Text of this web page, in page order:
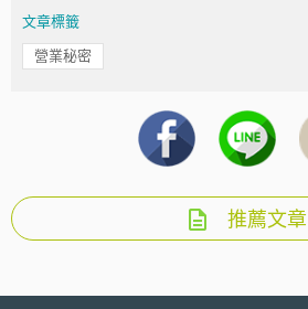
文章標籤
營業秘密
推薦文章